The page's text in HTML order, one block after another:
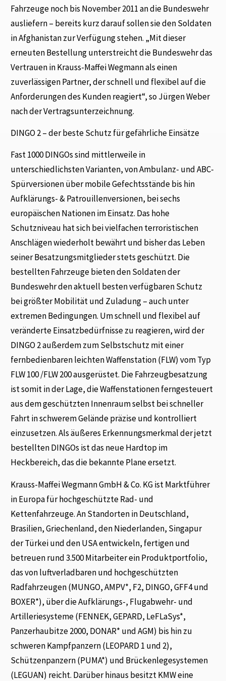
Fahrzeuge noch bis November 2011 an die Bundeswehr
ausliefern – bereits kurz darauf sollen sie den Soldaten
in Afghanistan zur Verfügung stehen. „Mit dieser
erneuten Bestellung unterstreicht die Bundeswehr das
Vertrauen in Krauss-Maffei Wegmann als einen
zuverlässigen Partner, der schnell und flexibel auf die
Anforderungen des Kunden reagiert“, so Jürgen Weber
nach der Vertragsunterzeichnung.
DINGO 2 – der beste Schutz für gefährliche Einsätze
Fast 1000 DINGOs sind mittlerweile in
unterschiedlichsten Varianten, von Ambulanz- und ABC-
Spürversionen über mobile Gefechtsstände bis hin
Aufklärungs- & Patrouillenversionen, bei sechs
europäischen Nationen im Einsatz. Das hohe
Schutzniveau hat sich bei vielfachen terroristischen
Anschlägen wiederholt bewährt und bisher das Leben
seiner Besatzungsmitglieder stets geschützt. Die
bestellten Fahrzeuge bieten den Soldaten der
Bundeswehr den aktuell besten verfügbaren Schutz
bei größter Mobilität und Zuladung – auch unter
extremen Bedingungen. Um schnell und flexibel auf
veränderte Einsatzbedürfnisse zu reagieren, wird der
DINGO 2 außerdem zum Selbstschutz mit einer
fernbedienbaren leichten Waffenstation (FLW) vom Typ
FLW 100 /FLW 200 ausgerüstet. Die Fahrzeugbesatzung
ist somit in der Lage, die Waffenstationen ferngesteuert
aus dem geschützten Innenraum selbst bei schneller
Fahrt in schwerem Gelände präzise und kontrolliert
einzusetzen. Als äußeres Erkennungsmerkmal der jetzt
bestellten DINGOs ist das neue Hardtop im
Heckbereich, das die bekannte Plane ersetzt.
Krauss-Maffei Wegmann GmbH & Co. KG ist Marktführer
in Europa für hochgeschützte Rad- und
Kettenfahrzeuge. An Standorten in Deutschland,
Brasilien, Griechenland, den Niederlanden, Singapur
der Türkei und den USA entwickeln, fertigen und
betreuen rund 3.500 Mitarbeiter ein Produktportfolio,
das von luftverladbaren und hochgeschützten
Radfahrzeugen (MUNGO, AMPV*, F2, DINGO, GFF4 und
BOXER*), über die Aufklärungs-, Flugabwehr- und
Artilleriesysteme (FENNEK, GEPARD, LeFLaSys*,
Panzerhaubitze 2000, DONAR* und AGM) bis hin zu
schweren Kampfpanzern (LEOPARD 1 und 2),
Schützenpanzern (PUMA*) und Brückenlegesystemen
(LEGUAN) reicht. Darüber hinaus besitzt KMW eine